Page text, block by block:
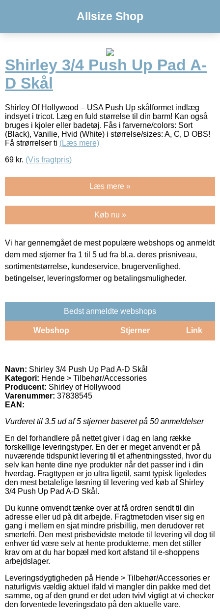
Allsize Shop
Shirley 3/4 Push Up Pad A-
D Skål
Shirley Of Hollywood – USA Push Up skålformet indlæg
indsyet i tricot. Læg en fuld størrelse til din barm! Kan også
bruges i kjoler eller badetøj. Fås i farverne/colors: Sort
(Black), Vanilie, Hvid (White) i størrelse/sizes: A, C, D OBS!
Få strørrelser ti (Læs mere)
69 kr. (Vis fragtpris)
Læs mere »
Køb nu »
Vi har gennemgået de mest populære webshops og anmeldt
dem med stjerner fra 1 til 5 ud fra bl.a. deres prisniveau,
sortimentstørrelse, kundeservice, brugervenlighed,
betingelser, leveringsformer og betalingsmuligheder.
Bedst anmeldte webshops
Webshop Stjerner Link
Navn: Shirley 3/4 Push Up Pad A-D Skål
Kategori: Hende > Tilbehør/Accessories
Producent: Shirley of Hollywood
Varenummer: 37838545
EAN:
Vurderet til 3.5 ud af 5 stjerner baseret på 50 anmeldelser
En del forhandlere på nettet giver i dag en lang række
forskellige leveringstyper. En der er meget anvendt er på
nuværende tidspunkt levering til et afhentningssted, hvor du
selv kan hente dine nye produkter når det passer ind i din
hverdag. Fragttypen er jo ultra ligetil, samt typisk ligeledes
den mest betalelige løsning til levering ved køb af Shirley
3/4 Push Up Pad A-D Skål.
Du kunne omvendt tænke over at få ordren sendt til din
adresse eller ud på dit arbejde. Fragtmetoden viser sig en
gang i mellem en sjat mindre prisbillig, men derudover ret
smertefri. Den mest prisbevidste metode til levering vil dog til
enhver tid være selv at hente produkterne, men det stiller
krav om at du har bopæl med kort afstand til e-shoppens
arbejdslager.
Leveringsdygtigheden på Hende > Tilbehør/Accessories er
naturligvis vældig aktuel ifald vi mangler din pakke med det
samme, og af den grund er det uden tvivl vigtigt at vi checker
den forventede leveringsdato på den aktuelle vare.